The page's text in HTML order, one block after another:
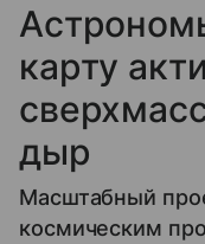
карту
дыр
Масштабный
космическим